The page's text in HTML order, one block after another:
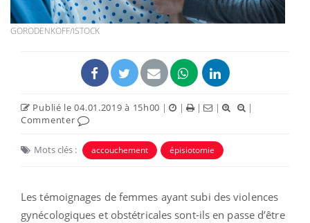
GORODENKOFF/ISTOCK
Publié le 04.01.2019 à 15h00 | | | |
|
Commenter
Mots clés : accouchement épisiotomie
Les témoignages de femmes ayant subi des violences
gynécologiques et obstétricales sont-ils en passe d’être